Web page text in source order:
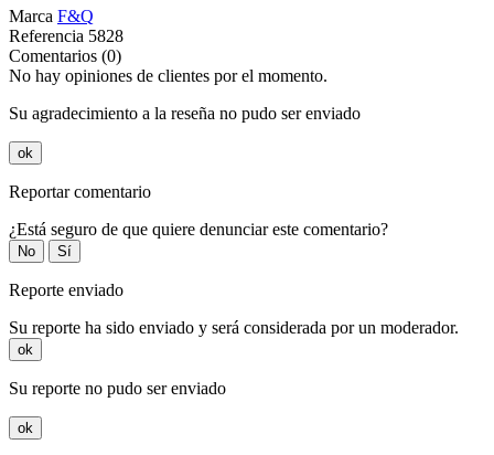
Marca F&Q
Referencia 5828
Comentarios (0)
No hay opiniones de clientes por el momento.
Su agradecimiento a la reseña no pudo ser enviado
ok
Reportar comentario
¿Está seguro de que quiere denunciar este comentario?
No Sí
Reporte enviado
Su reporte ha sido enviado y será considerada por un moderador.
ok
Su reporte no pudo ser enviado
ok